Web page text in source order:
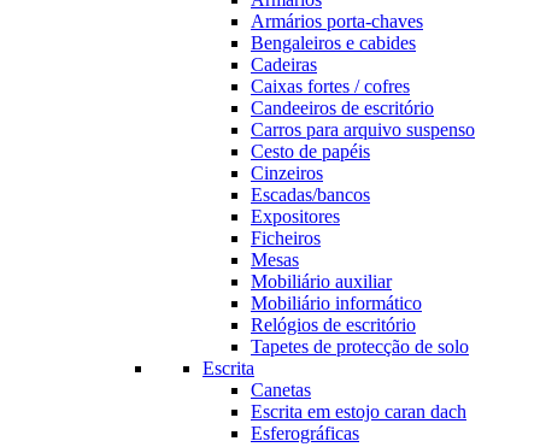
Armários porta-chaves
Bengaleiros e cabides
Cadeiras
Caixas fortes / cofres
Candeeiros de escritório
Carros para arquivo suspenso
Cesto de papéis
Cinzeiros
Escadas/bancos
Expositores
Ficheiros
Mesas
Mobiliário auxiliar
Mobiliário informático
Relógios de escritório
Tapetes de protecção de solo
Escrita
Canetas
Escrita em estojo caran dach
Esferográficas